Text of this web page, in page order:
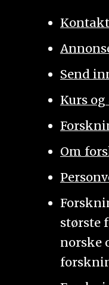
Send
Kurs
Om
største
norske